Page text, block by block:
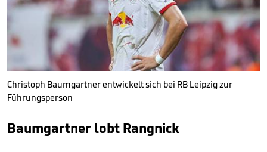
Christoph Baumgartner entwickelt sich bei RB Leipzig zur
Führungsperson
Baumgartner lobt Rangnick